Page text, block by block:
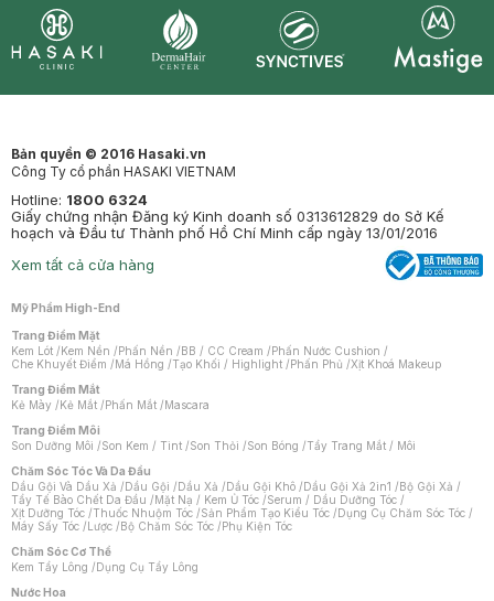
Bản quyền © 2016 Hasaki.vn
Công Ty cổ phần HASAKI VIETNAM
Hotline: 1800 6324
Giấy chứng nhận Đăng ký Kinh doanh số 0313612829 do Sở Kế
hoạch và Đầu tư Thành phố Hồ Chí Minh cấp ngày 13/01/2016
Xem tất cả cửa hàng
Mỹ Phẩm High-End
Trang Điểm Mặt
Kem Lót /Kem Nền /Phấn Nền /BB / CC Cream /Phấn Nước Cushion /
Che Khuyết Điểm /Má Hồng /Tạo Khối / Highlight /Phấn Phủ /Xịt Khoá Makeup
Trang Điểm Mắt
Kẻ Mày /Kẻ Mắt /Phấn Mắt /Mascara
Trang Điểm Môi
Son Dưỡng Môi /Son Kem / Tint /Son Thỏi /Son Bóng /Tẩy Trang Mắt / Môi
Chăm Sóc Tóc Và Da Đầu
Dầu Gội Và Dầu Xả /Dầu Gội /Dầu Xả /Dầu Gội Khô /Dầu Gội Xả 2in1 /Bộ Gội Xả /
Tẩy Tế Bào Chết Da Đầu /Mặt Nạ / Kem Ủ Tóc /Serum / Dầu Dưỡng Tóc /
Xịt Dưỡng Tóc /Thuốc Nhuộm Tóc /Sản Phẩm Tạo Kiểu Tóc /Dụng Cụ Chăm Sóc Tóc /
Máy Sấy Tóc /Lược /Bộ Chăm Sóc Tóc /Phụ Kiện Tóc
Chăm Sóc Cơ Thể
Kem Tẩy Lông /Dụng Cụ Tẩy Lông
Nước Hoa